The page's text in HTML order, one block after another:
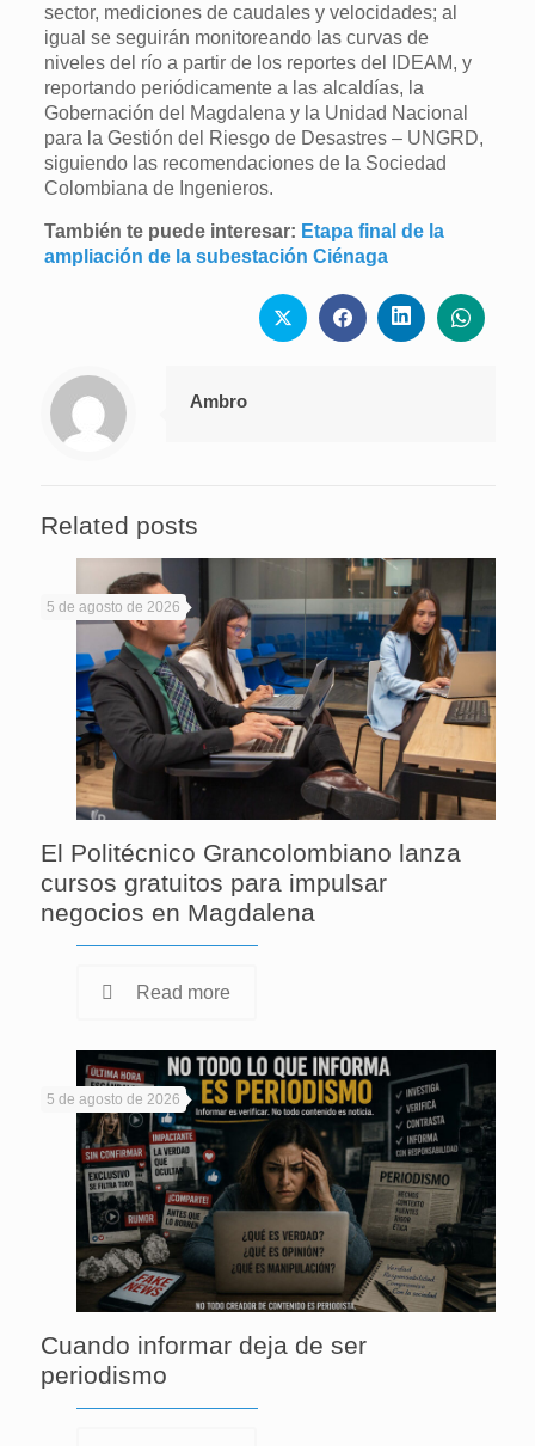
sector, mediciones de caudales y velocidades; al
igual se seguirán monitoreando las curvas de
niveles del río a partir de los reportes del IDEAM, y
reportando periódicamente a las alcaldías, la
Gobernación del Magdalena y la Unidad Nacional
para la Gestión del Riesgo de Desastres – UNGRD,
siguiendo las recomendaciones de la Sociedad
Colombiana de Ingenieros.
También te puede interesar: Etapa final de la
ampliación de la subestación Ciénaga
Ambro
Related posts
5 de agosto de 2026
El Politécnico Grancolombiano lanza
cursos gratuitos para impulsar
negocios en Magdalena
Read more
5 de agosto de 2026
Cuando informar deja de ser
periodismo